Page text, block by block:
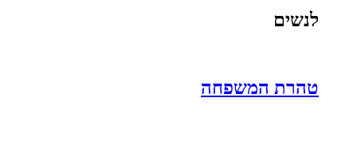
לנשים
טהרת המשפחה